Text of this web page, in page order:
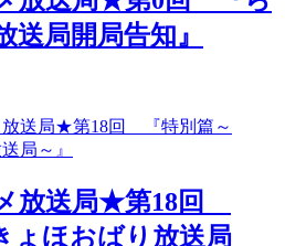
局開局告知』
放送局★第18回
ょほおばり放送局